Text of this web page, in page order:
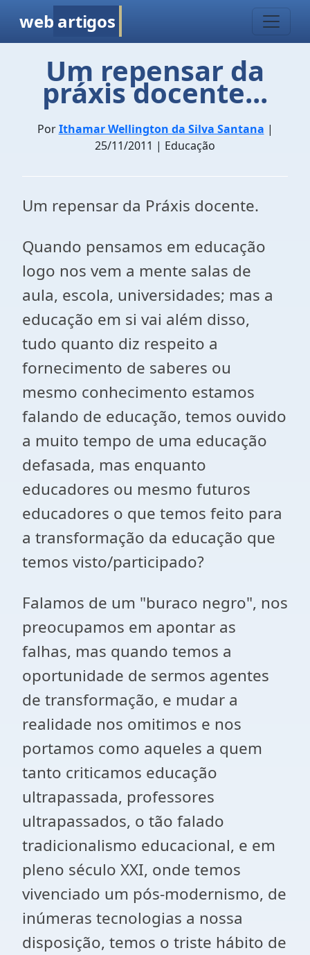
web artigos
Um repensar da
práxis docente...
PorIthamar Wellington da Silva Santana |
25/11/2011 | Educação
Um repensar da Práxis docente.
Quando pensamos em educação
logo nos vem a mente salas de
aula, escola, universidades; mas a
educação em si vai além disso,
tudo quanto diz respeito a
fornecimento de saberes ou
mesmo conhecimento estamos
falando de educação, temos ouvido
a muito tempo de uma educação
defasada, mas enquanto
educadores ou mesmo futuros
educadores o que temos feito para
a transformação da educação que
temos visto/participado?
Falamos de um "buraco negro", nos
preocupamos em apontar as
falhas, mas quando temos a
oportunidade de sermos agentes
de transformação, e mudar a
realidade nos omitimos e nos
portamos como aqueles a quem
tanto criticamos educação
ultrapassada, professores
ultrapassados, o tão falado
tradicionalismo educacional, e em
pleno século XXI, onde temos
vivenciado um pós-modernismo, de
inúmeras tecnologias a nossa
disposição, temos o triste hábito de